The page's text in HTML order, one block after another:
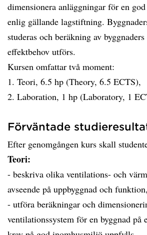
dimensionera anläggningar för en
enlig gällande lagstiftning.
studeras och beräkning av
effektbehov utförs.
Kursen omfattar två moment:
1. Teori, 6.5 hp (Theory, 6.5 ECTS),
2. Laboration, 1 hp (Laboratory, 1
Förväntade
Efter genomgången kurs skall
Teori:
- beskriva olika ventilations- och
avseende på uppbyggnad och funktion,
- utföra beräkningar och
ventilationssystem för en byggnad på